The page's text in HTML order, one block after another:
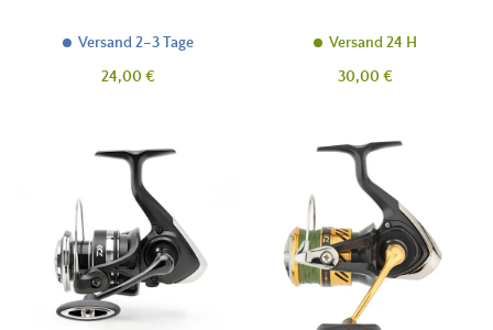
Versand 2–3 Tage
Preis
24,00 €
Versand 24 H
Preis
30,00 €